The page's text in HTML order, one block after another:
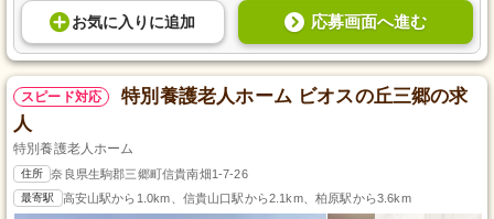
お気に入り に追加 応募画面へ進む
スピード対応
特別養護老人ホーム ビオスの丘三郷の求
人
特別養護老人ホーム
住所 奈良県生駒郡三郷町信貴南畑1-7-26
最寄駅 高安山駅から1.0km、信貴山口駅から2.1km、柏原駅から3.6km